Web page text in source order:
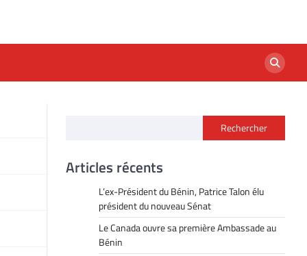
Rechercher
Articles récents
L’ex-Président du Bénin, Patrice Talon élu
président du nouveau Sénat
Le Canada ouvre sa première Ambassade au
Bénin